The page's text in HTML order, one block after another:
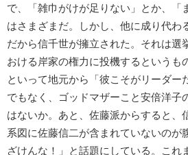
で、「雑巾がけが足りない」とか、「
はさまざまだ。しかし、他に成り代わ
だから信千世が擁立された。それは選
おける岸家の権力に投機するというも
といって地元から「彼こそがリーダー
でもなく、ゴッドマザーこと安倍洋子
はないか。あと、佐藤派からすると、
系図に佐藤信二が含まれていないのが
ざけんな！」と話題にしている。これ